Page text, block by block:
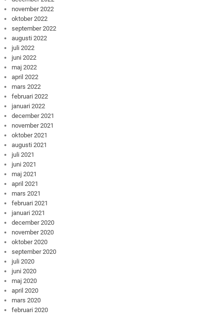
november 2022
oktober 2022
september 2022
augusti 2022
juli 2022
juni 2022
maj 2022
april 2022
mars 2022
februari 2022
januari 2022
december 2021
november 2021
oktober 2021
augusti 2021
juli 2021
juni 2021
maj 2021
april 2021
mars 2021
februari 2021
januari 2021
december 2020
november 2020
oktober 2020
september 2020
juli 2020
juni 2020
maj 2020
april 2020
mars 2020
februari 2020